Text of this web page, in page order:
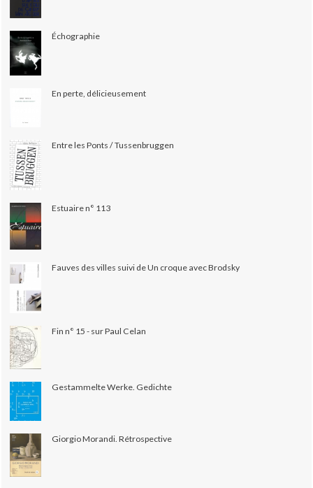
Échographie
En perte, délicieusement
Entre les Ponts / Tussenbruggen
Estuaire n° 113
Fauves des villes suivi de Un croque avec Brodsky
Fin n° 15 - sur Paul Celan
Gestammelte Werke. Gedichte
Giorgio Morandi. Rétrospective